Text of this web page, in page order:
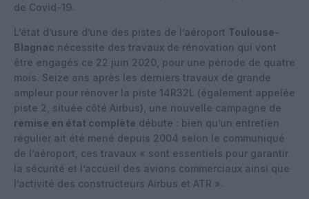
de Covid-19.
L’état d’usure d’une des pistes de l’aéroport Toulouse-
Blagnac nécessite des travaux de rénovation qui vont
être engagés ce 22 juin 2020, pour une période de quatre
mois. Seize ans après les derniers travaux de grande
ampleur pour rénover la piste 14R32L (également appelée
piste 2, située côté Airbus), une nouvelle campagne de
remise en état complète débute : bien qu’un entretien
régulier ait été mené depuis 2004 selon le communiqué
de l’aéroport, ces travaux « sont essentiels pour garantir
la sécurité et l’accueil des avions commerciaux ainsi que
l’activité des constructeurs Airbus et ATR ».